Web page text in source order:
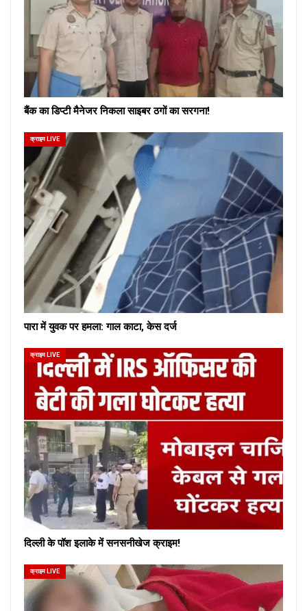
बैंक का डिप्टी मैनेजर निकला साइबर ठगों का सरगना!
क्राइम LIVE
पारा में युवक पर हमला: गाल काटा, केस दर्ज
क्राइम LIVE
दिल्ली के पॉश इलाके में सनसनीखेज क्राइम!
क्राइम LIVE